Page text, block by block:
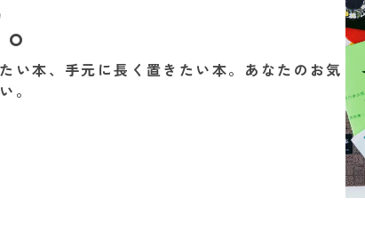
い本、手元に長く置きたい本。あなたのお気
。